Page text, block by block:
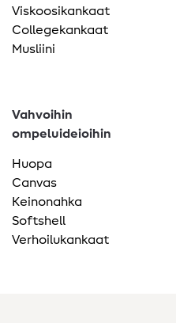
Viskoosikankaat
Collegekankaat
Musliini
Vahvoihin
ompeluideioihin
Huopa
Canvas
Keinonahka
Softshell
Verhoilukankaat